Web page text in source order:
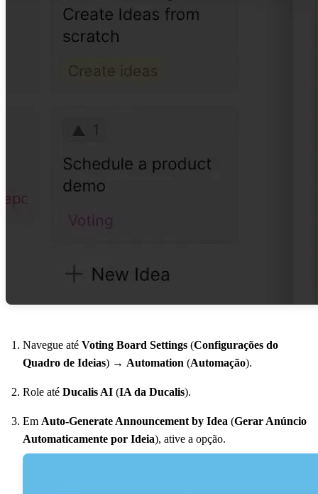
Navegue até Voting Board Settings (Configurações do
Quadro de Ideias) → Automation (Automação).
Role até Ducalis AI (IA da Ducalis).
Em Auto-Generate Announcement by Idea (Gerar Anúncio
Automaticamente por Ideia), ative a opção.